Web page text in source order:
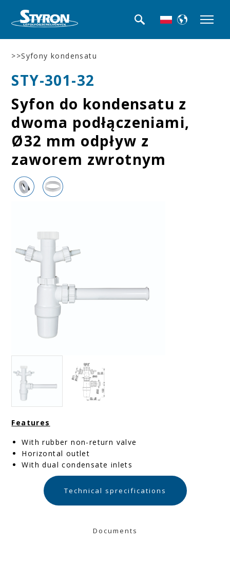
>>Syfony kondensatu
STY-301-32
Syfon do kondensatu z
dwoma podłączeniami,
Ø32 mm odpływ z
zaworem zwrotnym
Features
With rubber non-return valve
Horizontal outlet
With dual condensate inlets
Technical sprecifications
Documents